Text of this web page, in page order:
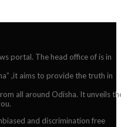
portal. The head office of is in
,it aims to provide the truth in
all around Odisha. It unveils
and discrimination free